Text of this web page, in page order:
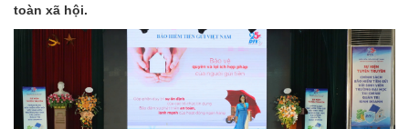
toàn xã hội.